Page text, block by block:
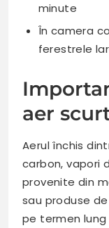
minute
În camera
ferestrele
aer
Aerul închis
carbon, vapori
provenite din
sau produse
pe termen